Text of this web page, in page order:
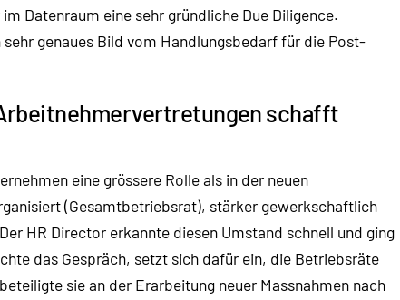
Datenraum eine sehr gründliche Due Diligence.
genaues Bild vom Handlungsbedarf für die Post-
schafft
eine grössere Rolle als in der neuen
(Gesamtbetriebsrat), stärker gewerkschaftlich
HR Director erkannte diesen Umstand schnell und ging
das Gespräch, setzt sich dafür ein, die Betriebsräte
sie an der Erarbeitung neuer Massnahmen nach